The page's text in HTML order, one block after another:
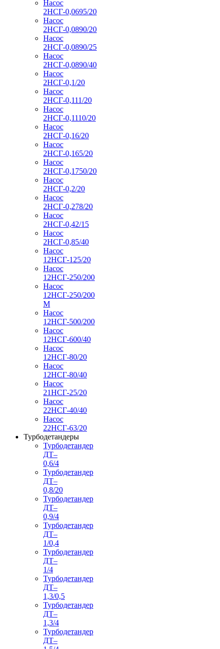
Насос
2НСГ-0,0695/20
Насос
2НСГ-0,0890/20
Насос
2НСГ-0,0890/25
Насос
2НСГ-0,0890/40
Насос
2НСГ-0,1/20
Насос
2НСГ-0,111/20
Насос
2НСГ-0,1110/20
Насос
2НСГ-0,16/20
Насос
2НСГ-0,165/20
Насос
2НСГ-0,1750/20
Насос
2НСГ-0,2/20
Насос
2НСГ-0,278/20
Насос
2НСГ-0,42/15
Насос
2НСГ-0,85/40
Насос
12НСГ-125/20
Насос
12НСГ-250/200
Насос
12НСГ-250/200
М
Насос
12НСГ-500/200
Насос
12НСГ-600/40
Насос
12НСГ-80/20
Насос
12НСГ-80/40
Насос
21НСГ-25/20
Насос
22НСГ-40/40
Насос
22НСГ-63/20
Турбодетандеры
Турбодетандер
ДТ–
0,6/4
Турбодетандер
ДТ–
0,8/20
Турбодетандер
ДТ–
0,9/4
Турбодетандер
ДТ–
1/0,4
Турбодетандер
ДТ–
1/4
Турбодетандер
ДТ–
1,3/0,5
Турбодетандер
ДТ–
1,3/4
Турбодетандер
ДТ–